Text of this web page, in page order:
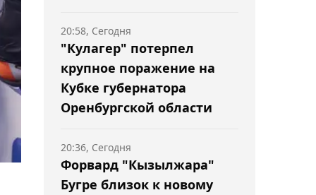
"Кулагер" потерпел
крупное поражение на
Кубке губернатора
Оренбургской области
20:58, Сегодня
Форвард "Кызылжара"
Бугре близок к новому
20:36, Сегодня